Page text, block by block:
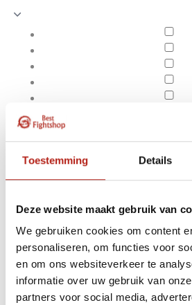
Toestemming Details
Deze website maakt gebruik van
We gebruiken cookies om content
personaliseren, om functies voor
en om ons websiteverkeer te
informatie over uw gebruik van
partners voor social media,
Apply filters
Judo,
Aikido, Kung fu, Karate